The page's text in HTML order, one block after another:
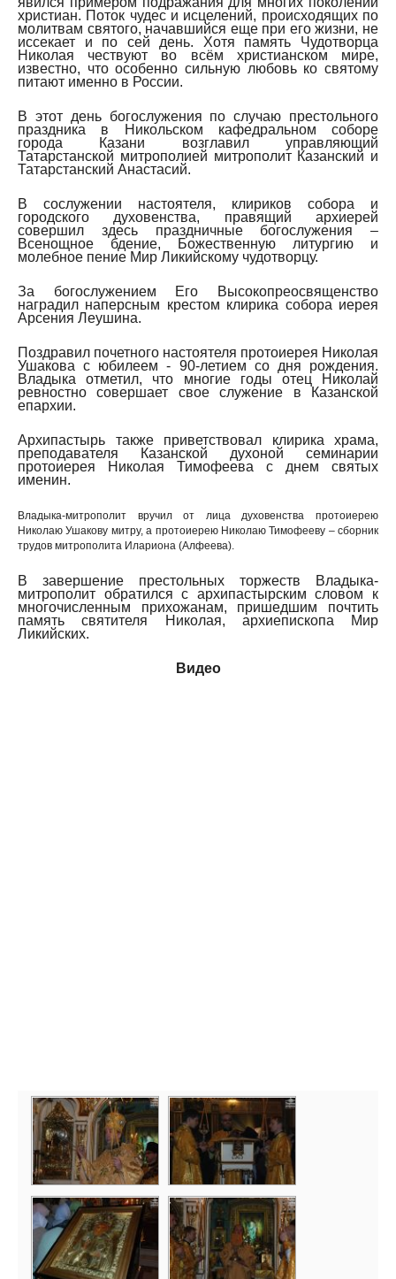
христиан. Поток чудес и исцелений, происходящих по
молитвам святого, начавшийся еще при его жизни, не
иссекает и по сей день. Хотя память Чудотворца
Николая чествуют во всём христианском мире,
известно, что особенно сильную любовь ко святому
питают именно в России.
В этот день богослужения по случаю престольного
праздника в Никольском кафедральном соборе
города Казани возглавил управляющий
Татарстанской митрополией митрополит Казанский и
Татарстанский Анастасий.
В сослужении настоятеля, клириков собора и
городского духовенства, правящий архиерей
совершил здесь праздничные богослужения –
Всенощное бдение, Божественную литургию и
молебное пение Мир Ликийскому чудотворцу.
За богослужением Его Высокопреосвященство
наградил наперсным крестом клирика собора иерея
Арсения Леушина.
Поздравил почетного настоятеля протоиерея Николая
Ушакова с юбилеем - 90-летием со дня рождения.
Владыка отметил, что многие годы отец Николай
ревностно совершает свое служение в Казанской
епархии.
Архипастырь также приветствовал клирика храма,
преподавателя Казанской духоной семинарии
протоиерея Николая Тимофеева с днем святых
именин.
Владыка-митрополит вручил от лица духовенства протоиерею
Николаю Ушакову митру, а протоиерею Николаю Тимофееву – сборник
трудов митрополита Илариона (Алфеева).
В завершение престольных торжеств Владыка-
митрополит обратился с архипастырским словом к
многочисленным прихожанам, пришедшим почтить
память святителя Николая, архиепископа Мир
Ликийских.
Видео